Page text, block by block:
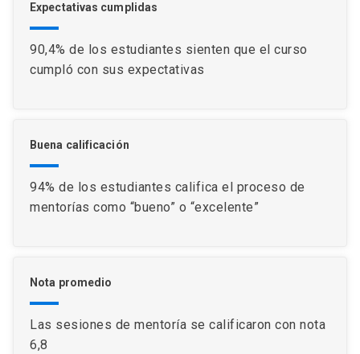
Expectativas cumplidas
90,4% de los estudiantes sienten que el curso
cumpló con sus expectativas
Buena calificación
94% de los estudiantes califica el proceso de
mentorías como “bueno” o “excelente”
Nota promedio
Las sesiones de mentoría se calificaron con nota
6,8